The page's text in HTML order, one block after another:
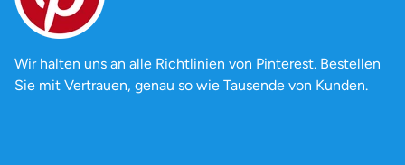
Wir halten uns an alle Richtlinien von Pinterest. Bestellen
Sie mit Vertrauen, genau so wie Tausende von Kunden.